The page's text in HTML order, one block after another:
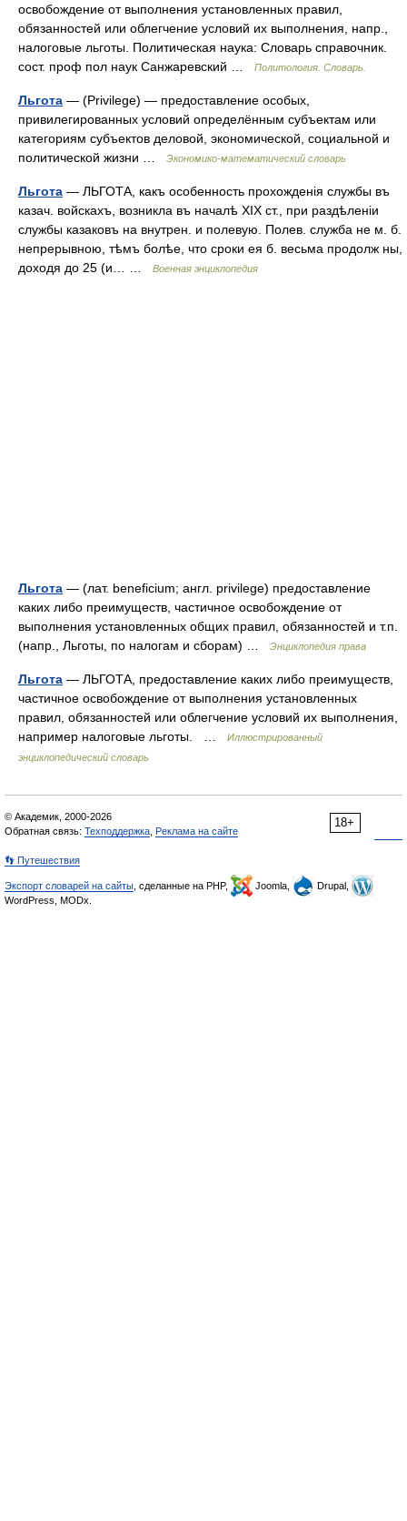
освобождение от выполнения установленных правил,
обязанностей или облегчение условий их выполнения, напр.,
налоговые льготы. Политическая наука: Словарь справочник.
сост. проф пол наук Санжаревский …
Политология. Словарь.
Льгота — (Privilege) — предоставление особых,
привилегированных условий определённым субъектам или
категориям субъектов деловой, экономической, социальной и
политической жизни …
Экономико-математический словарь
Льгота — ЛЬГОТА, какъ особенность прохожденія службы въ
казач. войскахъ, возникла въ началѣ XIX ст., при раздѣленіи
службы казаковъ на внутрен. и полевую. Полев. служба не м. б.
непрерывною, тѣмъ болѣе, что сроки ея б. весьма продолж ны,
доходя до 25 (и… …
Военная энциклопедия
Льгота — (лат. beneficium; англ. privilege) предоставление
каких либо преимуществ, частичное освобождение от
выполнения установленных общих правил, обязанностей и т.п.
(напр., Льготы, по налогам и сборам) …
Энциклопедия права
Льгота — ЛЬГОТА, предоставление каких либо преимуществ,
частичное освобождение от выполнения установленных
правил, обязанностей или облегчение условий их выполнения,
например налоговые льготы. …
Иллюстрированный
энциклопедический словарь
18+
© Академик, 2000-2026
Обратная связь: Техподдержка Реклама на сайте
👣 Путешествия
Экспорт словарей на сайты , сделанные на PHP, Joomla,
Drupal,
WordPress, MODx.